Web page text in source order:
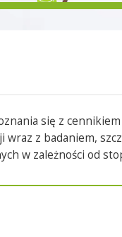
się z
z badaniem,
w zależności od